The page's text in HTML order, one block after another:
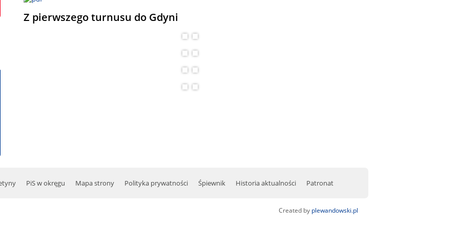
Z pierwszego turnusu do Gdyni
PiS w okręgu Mapa strony Polityka prywatności Śpiewnik Historia aktualności Patronat
Created by plewandowski.pl